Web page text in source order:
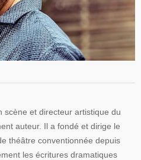
scène et directeur artistique du
auteur. Il a fondé et dirige le
théâtre conventionnée depuis
les écritures dramatiques